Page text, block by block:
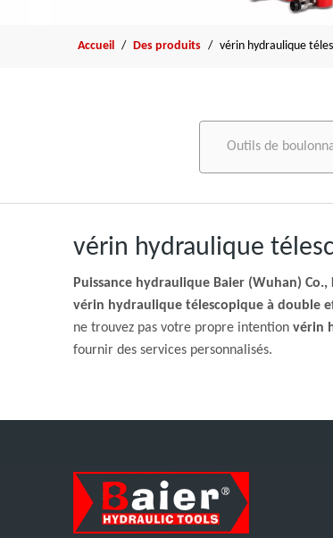
Accueil / Des produits / vérin hydraulique
Outils de
vérin hydraulique
Puissance hydraulique Baier (Wuhan) Co.,
vérin hydraulique télescopique à double
ne trouvez pas votre propre intention vérin
fournir des services personnalisés.